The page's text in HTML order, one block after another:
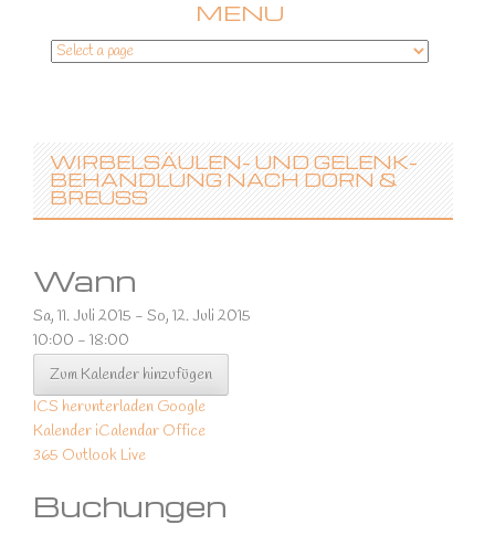
MENU
SKIP
WIRBELSÄULEN- UND GELENK-
BEHANDLUNG NACH DORN &
BREUSS
Wann
Sa, 11. Juli 2015 - So, 12. Juli 2015
10:00 - 18:00
Zum Kalender hinzufügen
ICS herunterladen Google
Kalender iCalendar Office
365 Outlook Live
Buchungen